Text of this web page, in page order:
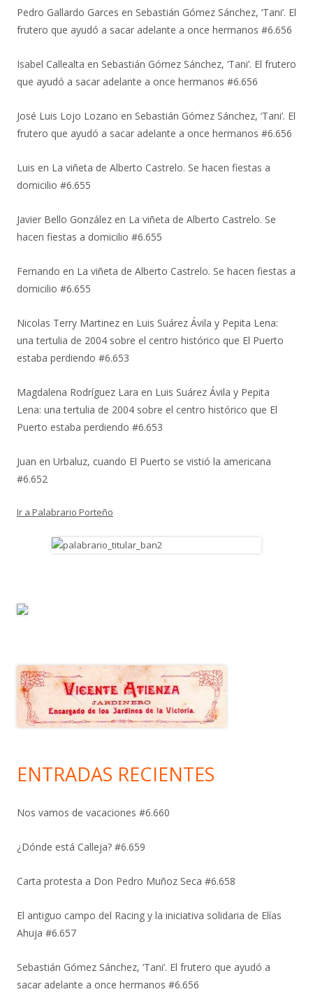
Pedro Gallardo Garces en Sebastián Gómez Sánchez, ‘Tani’. El
frutero que ayudó a sacar adelante a once hermanos #6.656
Isabel Callealta en Sebastián Gómez Sánchez, ‘Tani’. El frutero
que ayudó a sacar adelante a once hermanos #6.656
José Luis Lojo Lozano en Sebastián Gómez Sánchez, ‘Tani’. El
frutero que ayudó a sacar adelante a once hermanos #6.656
Luis en La viñeta de Alberto Castrelo. Se hacen fiestas a
domicilio #6.655
Javier Bello González en La viñeta de Alberto Castrelo. Se
hacen fiestas a domicilio #6.655
Fernando en La viñeta de Alberto Castrelo. Se hacen fiestas a
domicilio #6.655
Nicolas Terry Martinez en Luis Suárez Ávila y Pepita Lena:
una tertulia de 2004 sobre el centro histórico que El Puerto
estaba perdiendo #6.653
Magdalena Rodríguez Lara en Luis Suárez Ávila y Pepita
Lena: una tertulia de 2004 sobre el centro histórico que El
Puerto estaba perdiendo #6.653
Juan en Urbaluz, cuando El Puerto se vistió la americana
#6.652
Ir a Palabrario Porteño
ENTRADAS RECIENTES
Nos vamos de vacaciones #6.660
¿Dónde está Calleja? #6.659
Carta protesta a Don Pedro Muñoz Seca #6.658
El antiguo campo del Racing y la iniciativa solidaria de Elías
Ahuja #6.657
Sebastián Gómez Sánchez, ‘Tani’. El frutero que ayudó a
sacar adelante a once hermanos #6.656